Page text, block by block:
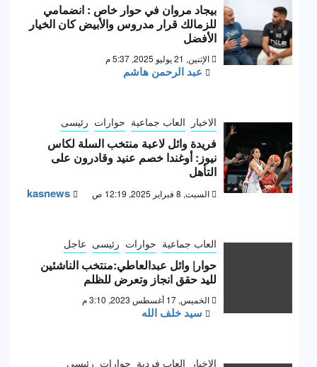
بيجاد مروان في حوار خاص : انضمامي
للزمالك قرار مدروس والأبيض كان الخيار
الأفضل
الإثنين, 21 يوليو 2025, 5:37 م
عبد الرحمن هاشم
الاخبار العاب جماعية حوارات رئيسى
فريدة وائل لاعبة منتخب السلة لكاس
نيوز: أوغندا خصم عنيد وقادرون على
التأهل
السبت, 8 فبراير 2025, 12:19 ص kasnews
العاب جماعية حوارات رئيسى عاجل
حوار| وائل عبدالعاطي:منتخب الناشئين
لليد حقق انجاز وتعرض للظلم
الخميس, 17 أغسطس 2023, 3:10 م
سيد خلف الله
الاخبار العاب فردية حوارات رئيسى